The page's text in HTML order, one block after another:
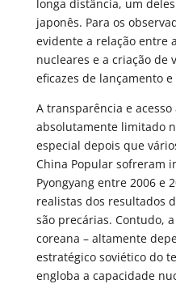
longa distância, um
japonês. Para os
evidente a relação entre
nucleares e a criação de
eficazes de lançamento
A transparência e
absolutamente limitado
especial depois que
China Popular sofreram
Pyongyang entre 2006 e
realistas dos resultados
são precárias. Contudo,
coreana – altamente
estratégico soviético do
engloba a capacidade